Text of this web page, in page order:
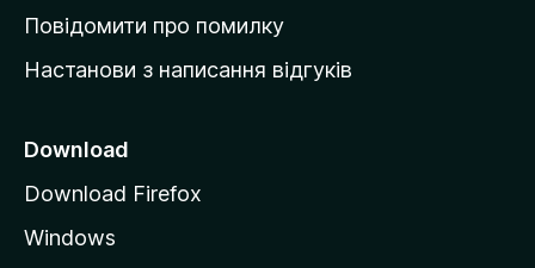
к
M
z
l
l
Повідомити про помилку
Настанови з написання відгуків
Download
Download Firefox
Windows